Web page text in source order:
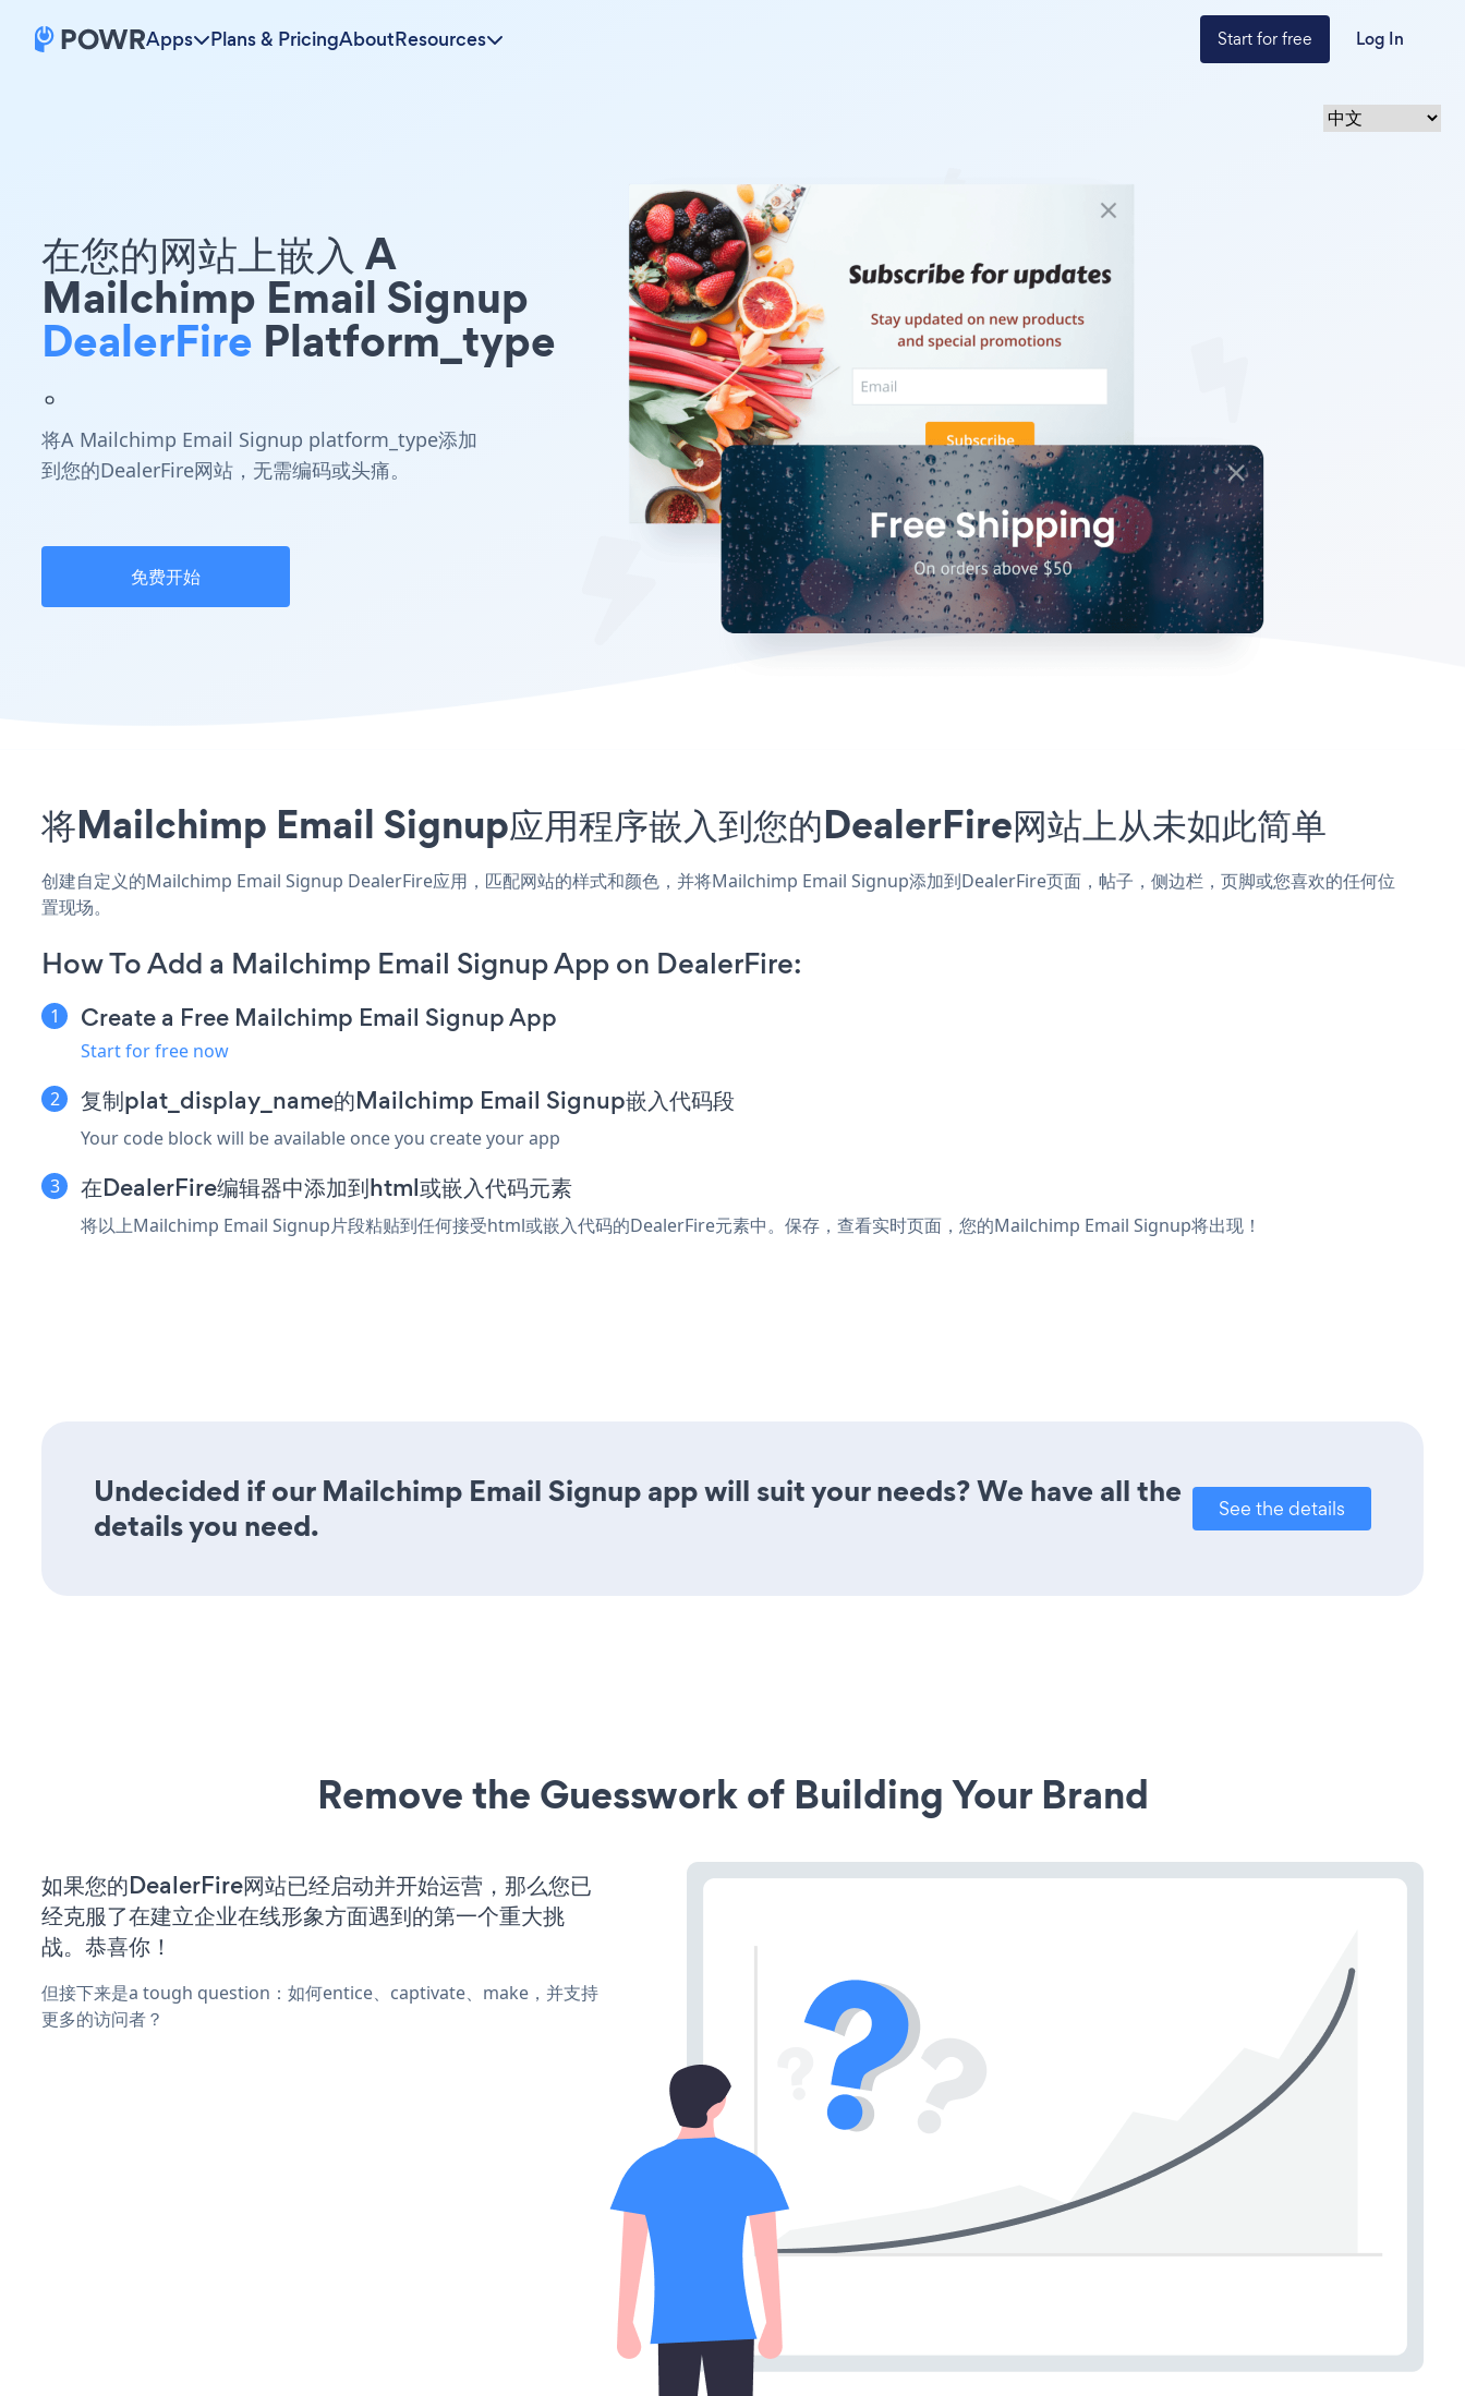
Apps Plans & PricingAboutResources Start for free Log In
在您的网站上嵌入 A
Mailchimp Email Signup
DealerFire Platform_type
。
将A Mailchimp Email Signup platform_type添加
到您的DealerFire网站，无需编码或头痛。
免费开始
将Mailchimp Email Signup应用程序嵌入到您的DealerFire网站上从未如此简单
创建自定义的Mailchimp Email Signup DealerFire应用，匹配网站的样式和颜色，并将Mailchimp Email Signup添加到DealerFire页面，帖子，侧边栏，页脚或您喜欢的任何位
置现场。
How To Add a Mailchimp Email Signup App on DealerFire:
Create a Free Mailchimp Email Signup App
Start for free now
复制plat_display_name的Mailchimp Email Signup嵌入代码段
Your code block will be available once you create your app
在DealerFire编辑器中添加到html或嵌入代码元素
将以上Mailchimp Email Signup片段粘贴到任何接受html或嵌入代码的DealerFire元素中。保存，查看实时页面，您的Mailchimp Email Signup将出现！
Undecided if our Mailchimp Email Signup app will suit your needs? We have all the
details you need.
See the details
Remove the Guesswork of Building Your Brand
如果您的DealerFire网站已经启动并开始运营，那么您已
经克服了在建立企业在线形象方面遇到的第一个重大挑
战。恭喜你！
但接下来是a tough question：如何entice、captivate、make，并支持
更多的访问者？